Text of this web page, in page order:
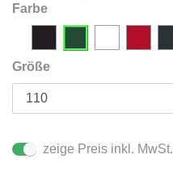
Farbe
Größe
zeige Preis inkl. MwSt.